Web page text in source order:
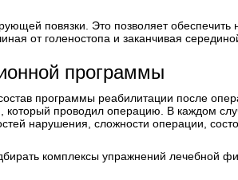
повязки. Это позволяет обеспечить
от голеностопа и заканчивая
программы
программы реабилитации после
который проводил операцию. В каждом
нарушения, сложности операции,
комплексы упражнений лечебной